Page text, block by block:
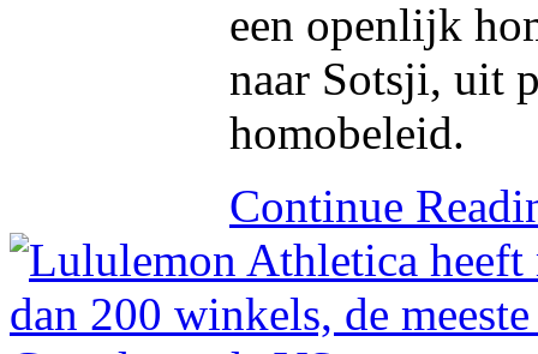
een openlijk
naar Sotsji, uit
homobeleid.
Continue